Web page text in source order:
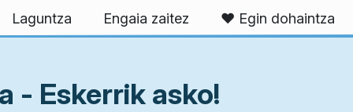
Laguntza Engaia zaitez ❤️ Egin dohaintza
- Eskerrik asko!